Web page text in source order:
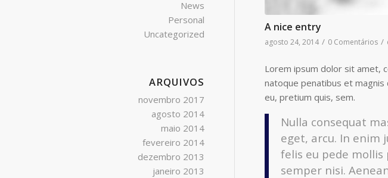
A nice entry
agosto 24, 2014 / 0 Comentários /
Lorem ipsum dolor sit amet,
natoque penatibus et magnis
eu, pretium quis, sem.
Nulla consequat
eget, arcu. In enim
felis eu pede
semper nisi.
News
Personal
Uncategorized
ARQUIVOS
novembro 2017
agosto 2014
maio 2014
fevereiro 2014
dezembro 2013
janeiro 2013